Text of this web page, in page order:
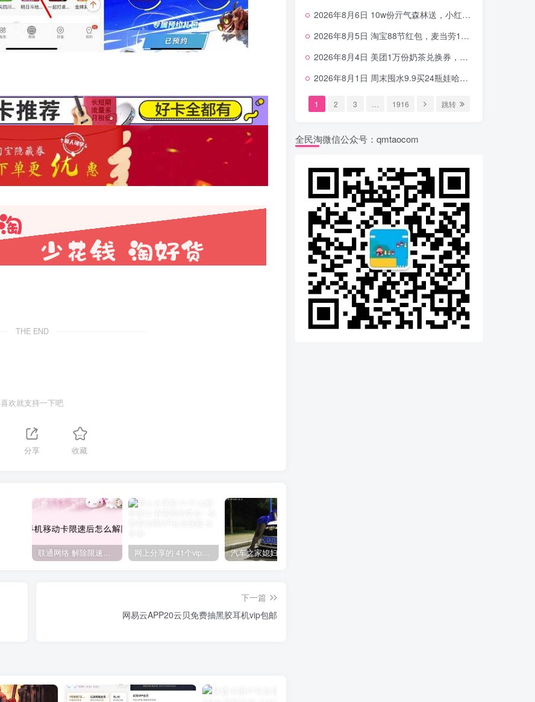
THE END
喜欢就支持一下吧
分享 收藏
联通网络 解除限速方法参考！畅享、畅玩、老白干等及其它地区自测了 网上分享的 41个vip解析接口 有需要的拿去~ 免费看全网VIP会员视频
下一篇
网易云APP20云贝免费抽黑胶耳机vip包邮
2026年8月6日 10w份亓气森林送，小红书12元无门槛，中行电费30-10，0元柠檬水+0撸汉堡等
2026年8月5日 淘宝88节红包，麦当劳150万份柠檬水，三万份瑞幸免单，霸王9万份0.01券等
2026年8月4日 美团1万份奶茶兑换券，农行5E卡，中行支付超给利，美团领18个冰激凌，小米每天领2-6元等等
2026年8月1日 周末囤水9.9买24瓶娃哈哈，建行100元京东券，移动5元话费，麦当劳甜筒，交行立减金等
1 2 3 1916 跳转
全民淘微信公众号：qmtaocom